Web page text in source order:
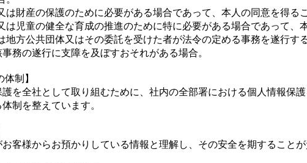
財産の保護のために必要がある場合であって、本人の同意を得る
児童の健全な育成の推進のために特に必要がある場合であって、
方公共団体又はその委託を受けた者が法令の定める事務を遂行す
務の遂行に支障を及ぼすおそれがある場合。
制】
を全社として取り組むために、社内の全部署における個人情報保
制を整えています。
客様からお預かりしている情報と理解し、その安全を期すること